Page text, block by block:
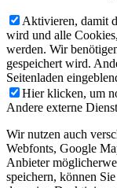
Aktivieren, damit
wird und alle
werden. Wir
gespeichert wird.
Seitenladen
Hier klicken, um
Andere externe
Wir nutzen auch
Webfonts, Google
Anbieter
speichern, können